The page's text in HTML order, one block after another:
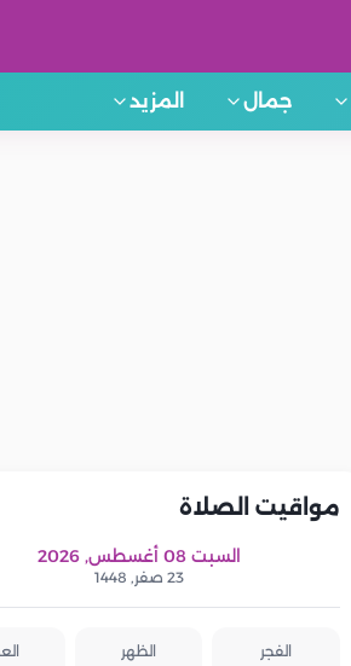
جمال المزيد
مواقيت الصلاة
السبت 08 أغسطس, 2026
23 صفر, 1448
الفجر الظهر